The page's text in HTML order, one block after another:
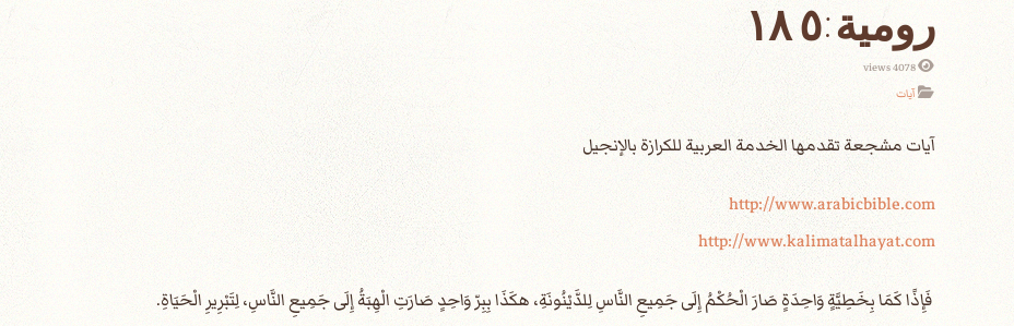
4078 views
آيات
http://www.arabicbible.com
http://www.kalimatalhayat.com